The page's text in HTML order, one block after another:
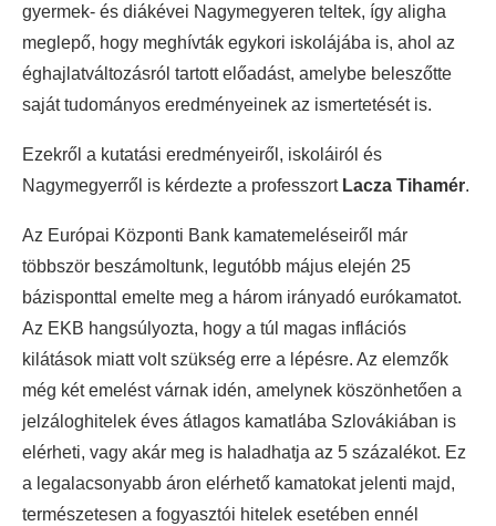
gyermek- és diákévei Nagymegyeren teltek, így aligha
meglepő, hogy meghívták egykori iskolájába is, ahol az
éghajlatváltozásról tartott előadást, amelybe beleszőtte
saját tudományos eredményeinek az ismertetését is.
Ezekről a kutatási eredményeiről, iskoláiról és
Nagymegyerről is kérdezte a professzort Lacza Tihamér.
Az Európai Központi Bank kamatemeléseiről már
többször beszámoltunk, legutóbb május elején 25
bázisponttal emelte meg a három irányadó eurókamatot.
Az EKB hangsúlyozta, hogy a túl magas inflációs
kilátások miatt volt szükség erre a lépésre. Az elemzők
még két emelést várnak idén, amelynek köszönhetően a
jelzáloghitelek éves átlagos kamatlába Szlovákiában is
elérheti, vagy akár meg is haladhatja az 5 százalékot. Ez
a legalacsonyabb áron elérhető kamatokat jelenti majd,
természetesen a fogyasztói hitelek esetében ennél